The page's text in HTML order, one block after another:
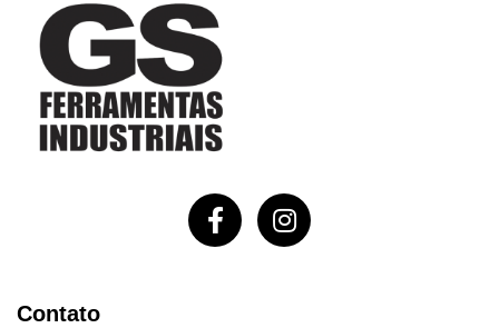
Contato